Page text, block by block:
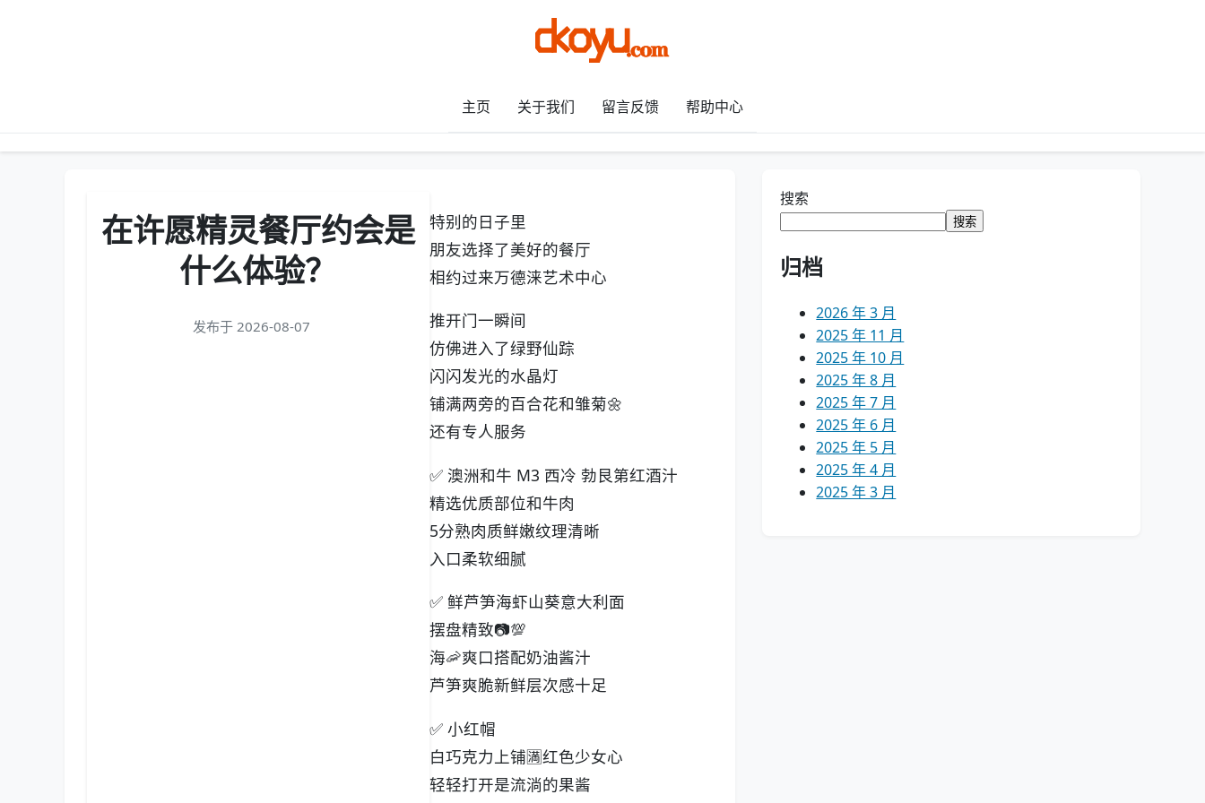
主页 关于我们 留言反馈 帮助中心
在许愿精灵餐厅约会是
什么体验？
发布于 2026-08-07
特别的日子里
朋友选择了美好的餐厅
相约过来万德涞艺术中心
推开门一瞬间
仿佛进入了绿野仙踪
闪闪发光的水晶灯
铺满两旁的百合花和雏菊🌼
还有专人服务
✅ 澳洲和牛 M3 西冷 勃艮第红酒汁
精选优质部位和牛肉
5分熟肉质鲜嫩纹理清晰
入口柔软细腻
✅ 鲜芦笋海虾山葵意大利面
摆盘精致📷💯
海🦐爽口搭配奶油酱汁
芦笋爽脆新鲜层次感十足
✅ 小红帽
白巧克力上铺🈵红色少女心
轻轻打开是流淌的果酱
搜索
搜索
归档
2026 年 3 月
2025 年 11 月
2025 年 10 月
2025 年 8 月
2025 年 7 月
2025 年 6 月
2025 年 5 月
2025 年 4 月
2025 年 3 月